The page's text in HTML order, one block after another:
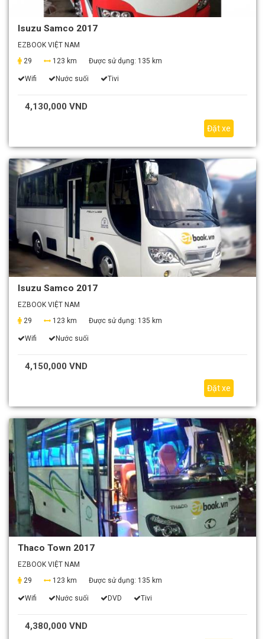
Isuzu Samco 2017
EZBOOK VIỆT NAM
29
123 km Được sử dụng: 135 km
Wifi Nước suối Tivi
4,130,000 VND
Đặt xe
Isuzu Samco 2017
EZBOOK VIỆT NAM
29
123 km Được sử dụng: 135 km
Wifi Nước suối
4,150,000 VND
Đặt xe
Thaco Town 2017
EZBOOK VIỆT NAM
29
123 km Được sử dụng: 135 km
Wifi Nước suối DVD Tivi
4,380,000 VND